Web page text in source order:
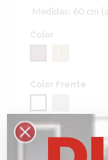
Medidas: 60 cm
Color
Color Frente